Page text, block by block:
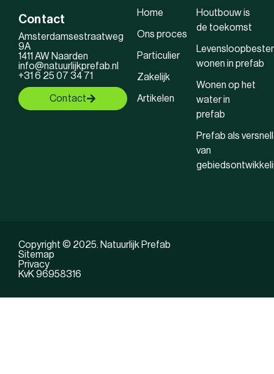
Contact
Amsterdamsestraatweg
9A
1411 AW Naarden
info@natuurlijkprefab.nl
+31 6 25 07 34 71
Contact
Home
Ons proces
Particulier
Zakelijk
Artikelen
Houtbouw is
de toekomst
wonen in prefab
Wonen op het
water in
prefab
Prefab als
van
Copyright © 2025. Natuurlijk Prefab
Sitemap
Privacy
KvK 96958316